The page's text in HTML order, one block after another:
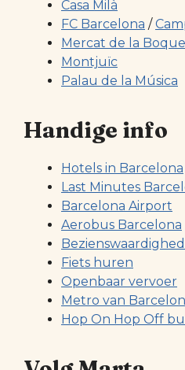
Casa Milà
FC Barcelona /
Mercat de la
Montjuïc
Palau de la Música
Handige info
Hotels in Barcelona
Last Minutes
Barcelona Airport
Aerobus Barcelona
Fiets huren
Openbaar vervoer
Metro van
Hop On Hop Off